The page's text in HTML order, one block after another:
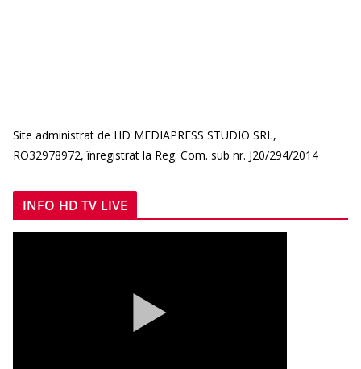
Site administrat de HD MEDIAPRESS STUDIO SRL,
RO32978972, înregistrat la Reg. Com. sub nr. J20/294/2014
INFO HD TV LIVE